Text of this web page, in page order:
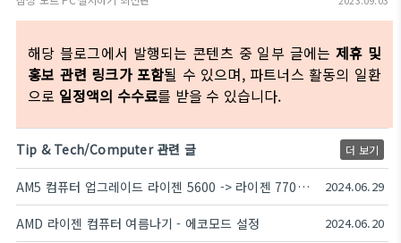
해당 블로그에서 발행되는 콘텐츠 중 일부 글에는 제휴 및
홍보 관련 링크가 포함될 수 있으며, 파트너스 활동의 일환
으로 일정액의 수수료를 받을 수 있습니다.
Tip & Tech/Computer 관련 글 더 보기
AM5 컴퓨터 업그레이드 라이젠 5600 -> 라이젠 7700 후기 2024.06.29
AMD 라이젠 컴퓨터 여름나기 - 에코모드 설정 2024.06.20